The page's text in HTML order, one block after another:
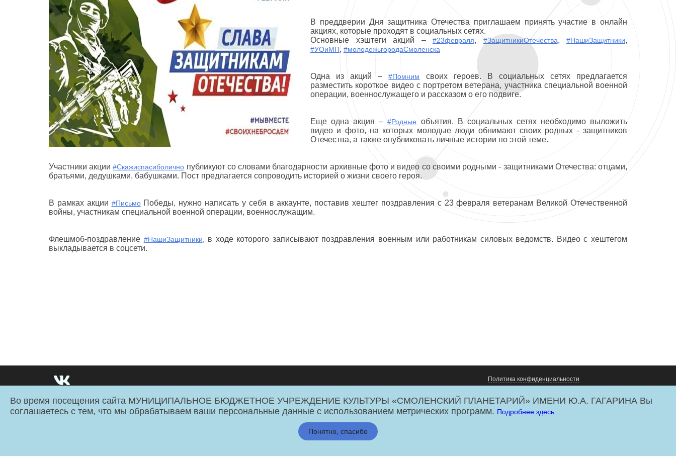
В преддверии Дня защитника Отечества приглашаем принять участие в онлайн
акциях, которые проходят в социальных сетях.
Основные хэштеги акций – #23февраля, #ЗащитникиОтечества, #НашиЗащитники,
#УОиМП, #молодежьгородаСмоленска
Одна из акций –#Помним
своих героев. В социальных сетях предлагается
разместить короткое видео с портретом ветерана, участника специальной военной
операции, военнослужащего и рассказом о его подвиге.
Еще одна акция –#Родные
объятия. В социальных сетях необходимо выложить
видео и фото, на которых молодые люди обнимают своих родных - защитников
Отечества, а также опубликовать личные истории по этой теме.
Участники акции#Скажиспасиболично публикуют со словами благодарности архивные фото и видео со своими родными - защитниками Отечества: отцами,
братьями, дедушками, бабушками. Пост предлагается сопроводить историей о жизни своего героя.
В рамках акции #ПисьмоПобеды, нужно написать у себя в аккаунте, поставив хештег поздравления с 23 февраля ветеранам Великой Отечественной
войны, участникам специальной военной операции, военнослужащим.
Флешмоб-поздравление #НашиЗащитники, в ходе которого записывают поздравления военным или работникам силовых ведомств. Видео с хештегом
выкладывается в соцсети.
Политика конфиденциальности
МБУК «Смоленский Планетарий» имени Ю.А. Гагарина © 2026
Администрация города Смоленска
Во время посещения сайта МУНИЦИПАЛЬНОЕ БЮДЖЕТНОЕ УЧРЕЖДЕНИЕ КУЛЬТУРЫ «СМОЛЕНСКИЙ ПЛАНЕТАРИЙ» ИМЕНИ Ю.А. ГАГАРИНА Вы
соглашаетесь с тем, что мы обрабатываем ваши персональные данные с использованием метрических программ. Подробнее здесь
Понятно, спасибо